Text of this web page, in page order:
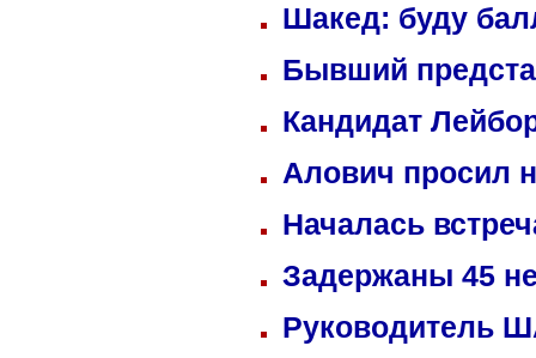
Шакед: буду
Бывший
Кандидат
Алович просил
Началась
Задержаны 45
Руководитель